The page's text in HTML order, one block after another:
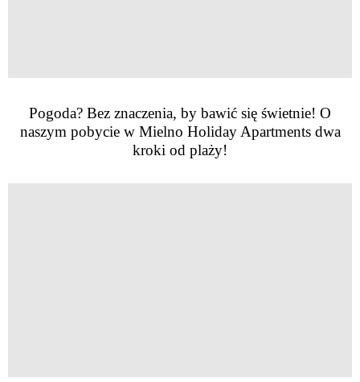
Pogoda? Bez znaczenia, by bawić się świetnie! O
naszym pobycie w Mielno Holiday Apartments dwa
kroki od plaży!